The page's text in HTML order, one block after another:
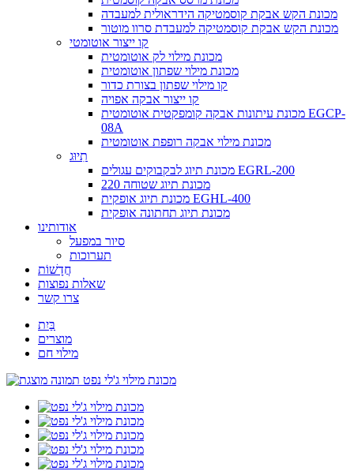
מכונת הקש אבקת קוסמטיקה הידראולית למעבדה
מכונת הקש אבקת קוסמטיקה למעבדת סרוו מוטור
קו ייצור אוטומטי
מכונת מילוי לק אוטומטית
מכונת מילוי שפתון אוטומטית
קו מילוי שפתון בצורת כדור
קו ייצור אבקה אפויה
מכונת עיתונות אבקה קומפקטית אוטומטית EGCP-
08A
מכונת מילוי אבקה רופפת אוטומטית
תִיוּג
מכונת תיוג לבקבוקים עגולים EGRL-200
מכונת תיוג שטוחה 220
מכונת תיוג אופקית EGHL-400
מכונת תיוג תחתונה אופקית
אודותינו
סיור במפעל
תערוכות
חֲדָשׁוֹת
שאלות נפוצות
צרו קשר
בַּיִת
מוצרים
מילוי חם